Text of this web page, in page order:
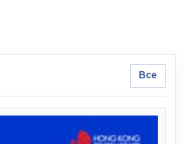
Все